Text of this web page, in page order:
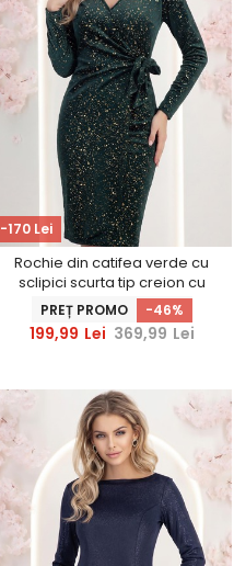
-170 Lei
Rochie din catifea verde cu
sclipici scurta tip creion cu
decolteu petrecut -
StarShinerS
PREȚ PROMO -46%
199,99 Lei 369,99 Lei